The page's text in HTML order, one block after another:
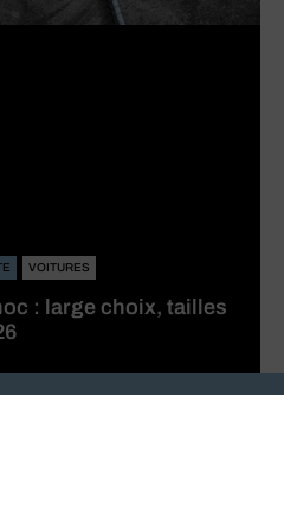
VOITURES
: large choix, tailles